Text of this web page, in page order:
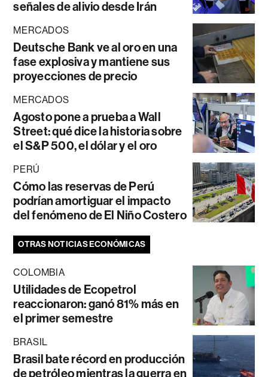
señales de alivio desde Irán
MERCADOS
Deutsche Bank ve al oro en una
fase explosiva y mantiene sus
proyecciones de precio
MERCADOS
Agosto pone a prueba a Wall
Street: qué dice la historia sobre
el S&P 500, el dólar y el oro
PERÚ
Cómo las reservas de Perú
podrían amortiguar el impacto
del fenómeno de El Niño Costero
OTRAS NOTICIAS ECONÓMICAS
COLOMBIA
Utilidades de Ecopetrol
reaccionaron: ganó 81% más en
el primer semestre
BRASIL
Brasil bate récord en producción
de petróleo mientras la guerra en